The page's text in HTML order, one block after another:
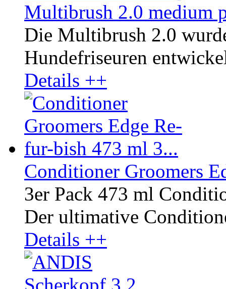
Multibrush 2.0 medium
Die Multibrush 2.0
Hundefriseuren
Details ++
Conditioner Groomers
3er Pack 473 ml
Der ultimative
Details ++